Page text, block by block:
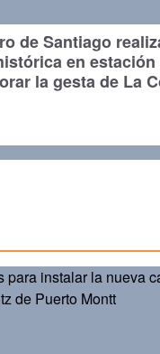
de Santiago
en estación
la gesta de La